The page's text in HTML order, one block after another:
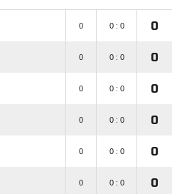
0 0 : 0 0
0 0 : 0 0
0 0 : 0 0
0 0 : 0 0
0 0 : 0 0
0 0 : 0 0